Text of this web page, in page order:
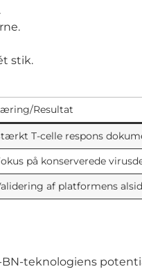
stik.
Resultat
T-celle respons
på konserverede
af platformens
teknologiens